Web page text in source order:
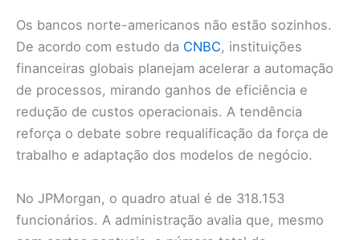
Os bancos norte-americanos não estão sozinhos.
De acordo com estudo da CNBC, instituições
financeiras globais planejam acelerar a automação
de processos, mirando ganhos de eficiência e
redução de custos operacionais. A tendência
reforça o debate sobre requalificação da força de
trabalho e adaptação dos modelos de negócio.
No JPMorgan, o quadro atual é de 318.153
funcionários. A administração avalia que, mesmo